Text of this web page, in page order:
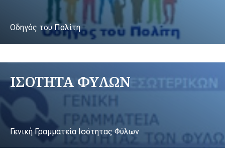
Οδηγός του Πολίτη
ΙΣΟΤΗΤΑ ΦΥΛΩΝ
Γενική Γραμματεία Ισότητας Φύλων